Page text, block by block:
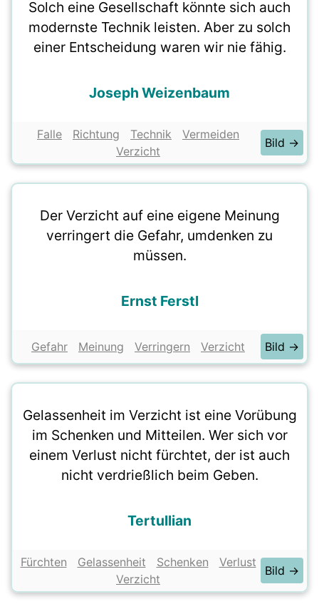
Solch eine Gesellschaft könnte sich auch
modernste Technik leisten. Aber zu solch
einer Entscheidung waren wir nie fähig.
Joseph Weizenbaum
Falle Richtung Technik
Vermeiden
Verzicht
Bild →
Der Verzicht auf eine eigene Meinung
verringert die Gefahr, umdenken zu
müssen.
Ernst Ferstl
Gefahr Meinung Verringern Verzicht Bild →
Gelassenheit im Verzicht ist eine Vorübung
im Schenken und Mitteilen. Wer sich vor
einem Verlust nicht fürchtet, der ist auch
nicht verdrießlich beim Geben.
Tertullian
Fürchten Gelassenheit Schenken
Verlust
Verzicht
Bild →